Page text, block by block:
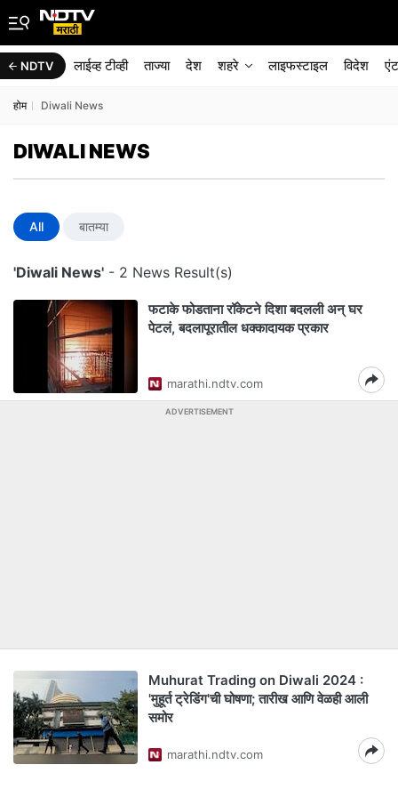
NDTV लाईव्ह टीव्ही ताज्या देश शहरे लाइफस्टाइल विदेश
होम Diwali News
DIWALI NEWS
All बातम्या
'Diwali News' - 2 News Result(s)
फटाके फोडताना रॉकेटने दिशा बदलली अन् घर
पेटलं, बदलापूरातील धक्कादायक प्रकार
marathi.ndtv.com
ADVERTISEMENT
Muhurat Trading on Diwali 2024 :
'मुहूर्त ट्रेडिंग'ची घोषणा; तारीख आणि वेळही आली
समोर
marathi.ndtv.com